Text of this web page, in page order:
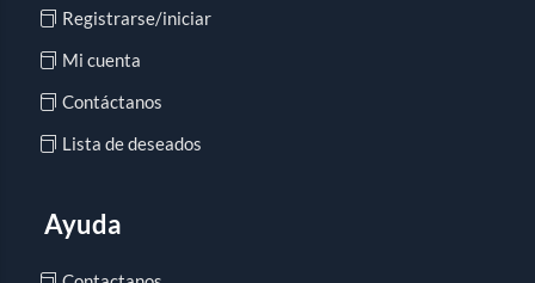
Registrarse/iniciar
Mi cuenta
Contáctanos
Lista de deseados
Ayuda